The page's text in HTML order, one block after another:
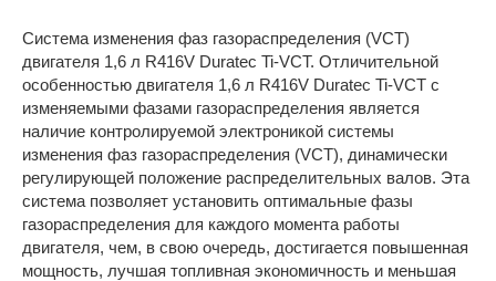
Система изменения фаз газораспределения (VCT)
двигателя 1,6 л R416V Duratec Ti-VCT. Отличительной
особенностью двигателя 1,6 л R416V Duratec Ti-VCT с
изменяемыми фазами газораспределения является
наличие контролируемой электроникой системы
изменения фаз газораспределения (VCT), динамически
регулирующей положение распределительных валов. Эта
система позволяет установить оптимальные фазы
газораспределения для каждого момента работы
двигателя, чем, в свою очередь, достигается повышенная
мощность, лучшая топливная экономичность и меньшая